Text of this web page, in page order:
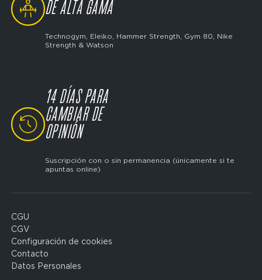
DE ALTA GAMA
Technogym, Eleiko, Hammer Strength, Gym 80, Nike
Strength & Watson
SVG
14 DÍAS PARA
CAMBIAR DE
OPINIÓN
Suscripción con o sin permanencia (únicamente si te
apuntas online)
Domain
menu
for
FP
Espagne
CGU
CGV
Configuración de cookies
Contacto
Datos Personales